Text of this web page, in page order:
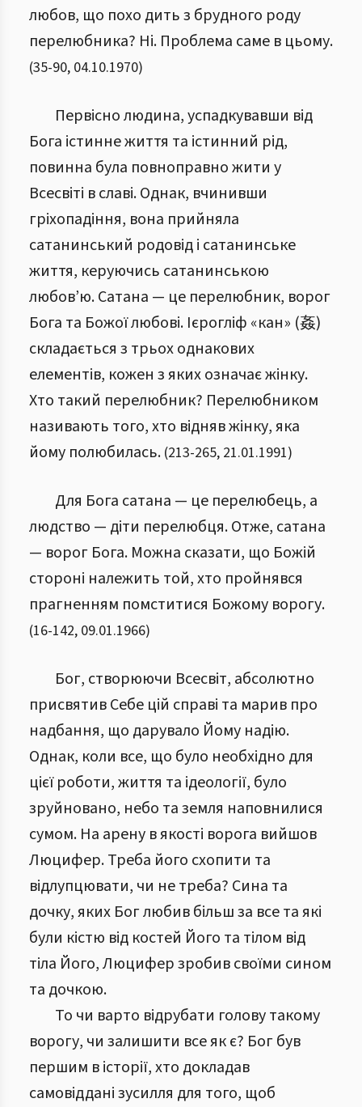
любов, що похо дить з брудного роду
перелюбника? Ні. Проблема саме в цьому.
(35-90, 04.10.1970)
Первісно людина, успадкувавши від
Бога істинне життя та істинний рід,
повинна була повноправно жити у
Всесвіті в славі. Однак, вчинивши
гріхопадіння, вона прийняла
сатанинський родовід і сатанинське
життя, керуючись сатанинською
любов’ю. Сатана — це перелюбник, ворог
Бога та Божої любові. Ієрогліф «кан» (姦)
складається з трьох однакових
елементів, кожен з яких означає жінку.
Хто такий перелюбник? Перелюбником
називають того, хто відняв жінку, яка
йому полюбилась. (213-265, 21.01.1991)
Для Бога сатана — це перелюбець, а
людство — діти перелюбця. Отже, сатана
— ворог Бога. Можна сказати, що Божій
стороні належить той, хто пройнявся
прагненням помститися Божому ворогу.
(16-142, 09.01.1966)
Бог, створюючи Всесвіт, абсолютно
присвятив Себе цій справі та марив про
надбання, що дарувало Йому надію.
Однак, коли все, що було необхідно для
цієї роботи, життя та ідеології, було
зруйновано, небо та земля наповнилися
сумом. На арену в якості ворога вийшов
Люцифер. Треба його схопити та
відлупцювати, чи не треба? Сина та
дочку, яких Бог любив більш за все та які
були кістю від костей Його та тілом від
тіла Його, Люцифер зробив своїми сином
та дочкою.
То чи варто відрубати голову такому
ворогу, чи залишити все як є? Бог був
першим в історії, хто докладав
самовіддані зусилля для того, щоб